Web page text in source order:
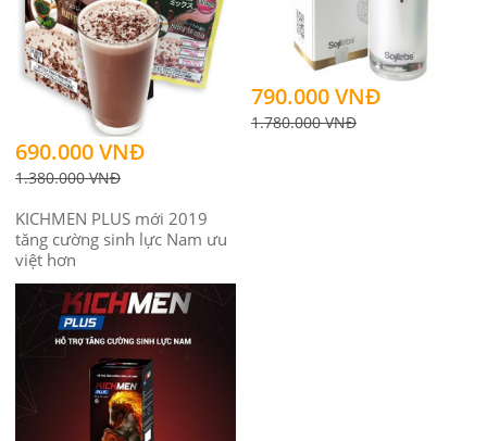
690.000 VNĐ
1.380.000 VNĐ
790.000 VNĐ
1.780.000 VNĐ
KICHMEN PLUS mới 2019
tăng cường sinh lực Nam ưu
việt hơn